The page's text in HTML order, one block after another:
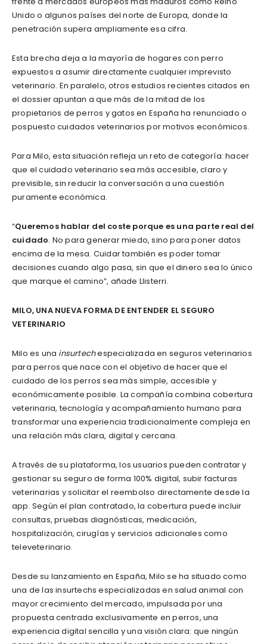
Unido o algunos países del norte de Europa, donde la
penetración supera ampliamente esa cifra.
Esta brecha deja a la mayoría de hogares con perro
expuestos a asumir directamente cualquier imprevisto
veterinario. En paralelo, otros estudios recientes citados en
el dossier apuntan a que más de la mitad de los
propietarios de perros y gatos en España ha renunciado o
pospuesto cuidados veterinarios por motivos económicos.
Para Milo, esta situación refleja un reto de categoría: hacer
que el cuidado veterinario sea más accesible, claro y
previsible, sin reducir la conversación a una cuestión
puramente económica.
“Queremos hablar del coste porque es una parte real del
cuidado. No para generar miedo, sino para poner datos
encima de la mesa. Cuidar también es poder tomar
decisiones cuando algo pasa, sin que el dinero sea lo único
que marque el camino”, añade Llisterri.
MILO, UNA NUEVA FORMA DE ENTENDER EL SEGURO
VETERINARIO
Milo es una insurtechespecializada en seguros veterinarios
para perros que nace con el objetivo de hacer que el
cuidado de los perros sea más simple, accesible y
económicamente posible. La compañía combina cobertura
veterinaria, tecnología y acompañamiento humano para
transformar una experiencia tradicionalmente compleja en
una relación más clara, digital y cercana.
A través de su plataforma, los usuarios pueden contratar y
gestionar su seguro de forma 100% digital, subir facturas
veterinarias y solicitar el reembolso directamente desde la
app. Según el plan contratado, la cobertura puede incluir
consultas, pruebas diagnósticas, medicación,
hospitalización, cirugías y servicios adicionales como
televeterinario.
Desde su lanzamiento en España, Milo se ha situado como
una de las insurtechs especializadas en salud animal con
mayor crecimiento del mercado, impulsada por una
propuesta centrada exclusivamente en perros, una
experiencia digital sencilla y una visión clara: que ningún